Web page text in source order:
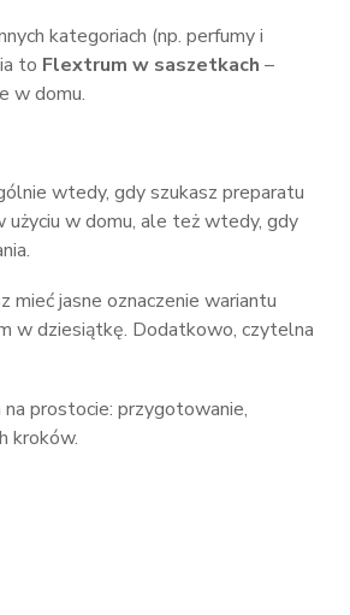
kategoriach (np. perfumy i
to Flextrum w saszetkach –
w domu.
wtedy, gdy szukasz preparatu
użyciu w domu, ale też wtedy, gdy
mieć jasne oznaczenie wariantu
w dziesiątkę. Dodatkowo, czytelna
prostocie: przygotowanie,
kroków.